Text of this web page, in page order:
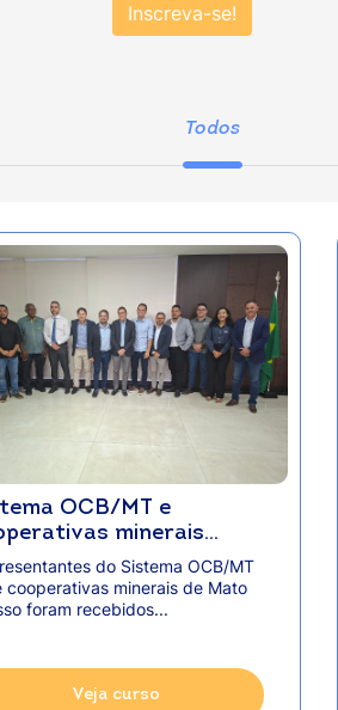
Inscreva-se!
Todos
OCB/MT e
minerais
demandas do
ao governador
Pivetta
do Sistema OCB/MT
cooperativas minerais de Mato
foram recebidos...
Veja curso